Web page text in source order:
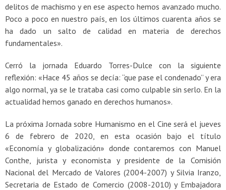
delitos de machismo y en ese aspecto hemos avanzado mucho.
Poco a poco en nuestro país, en los últimos cuarenta años se
ha dado un salto de calidad en materia de derechos
fundamentales».
Cerró la jornada Eduardo Torres-Dulce con la siguiente
reflexión: «Hace 45 años se decía: “que pase el condenado” y era
algo normal, ya se le trataba casi como culpable sin serlo. En la
actualidad hemos ganado en derechos humanos».
La próxima Jornada sobre Humanismo en el Cine será el jueves
6 de febrero de 2020, en esta ocasión bajo el título
«Economía y globalización» donde contaremos con Manuel
Conthe, jurista y economista y presidente de la Comisión
Nacional del Mercado de Valores (2004-2007) y Silvia Iranzo,
Secretaria de Estado de Comercio (2008-2010) y Embajadora